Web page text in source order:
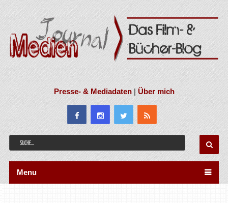
Presse- & Mediadaten|Über mich
Menu